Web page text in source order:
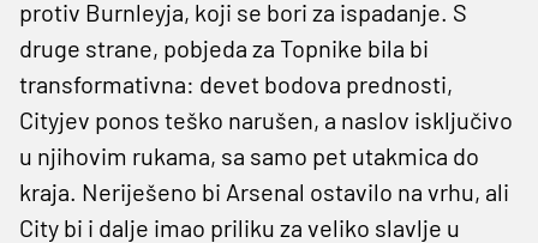
protiv Burnleyja, koji se bori za ispadanje. S
druge strane, pobjeda za Topnike bila bi
transformativna: devet bodova prednosti,
Cityjev ponos teško narušen, a naslov isključivo
u njihovim rukama, sa samo pet utakmica do
kraja. Neriješeno bi Arsenal ostavilo na vrhu, ali
City bi i dalje imao priliku za veliko slavlje u